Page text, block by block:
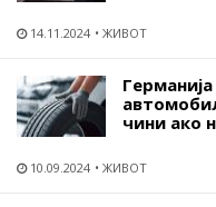
14.11.2024 ЖИВОТ
чини ако
10.09.2024 ЖИВОТ